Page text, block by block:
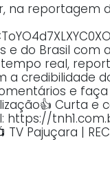
reportagem
e do Brasil
real,
credibilidade
e
Curta e
Pajuçara |